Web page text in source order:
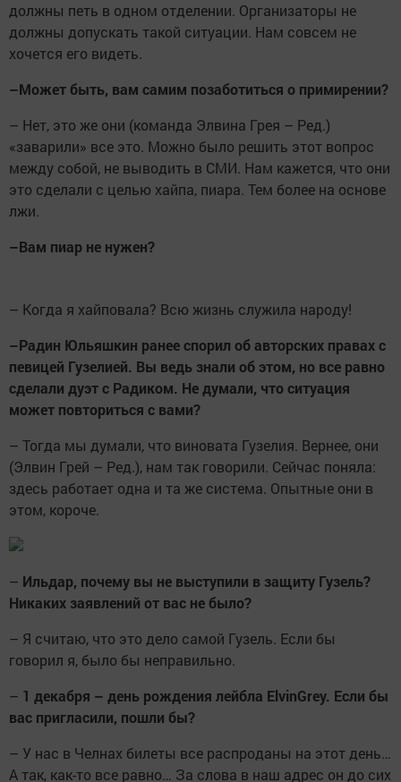
должны петь в одном отделении. Организаторы не
должны допускать такой ситуации. Нам совсем не
хочется его видеть.
–Может быть, вам самим позаботиться о примирении?
– Нет, это же они (команда Элвина Грея – Ред.)
«заварили» все это. Можно было решить этот вопрос
между собой, не выводить в СМИ. Нам кажется, что они
это сделали с целью хайпа, пиара. Тем более на основе
лжи.
–Вам пиар не нужен?
– Когда я хайповала? Всю жизнь служила народу!
–Радин Юльяшкин ранее спорил об авторских правах с
певицей Гузелией. Вы ведь знали об этом, но все равно
сделали дуэт с Радиком. Не думали, что ситуация
может повториться с вами?
– Тогда мы думали, что виновата Гузелия. Вернее, они
(Элвин Грей – Ред.), нам так говорили. Сейчас поняла:
здесь работает одна и та же система. Опытные они в
этом, короче.
– Ильдар, почему вы не выступили в защиту Гузель?
Никаких заявлений от вас не было?
– Я считаю, что это дело самой Гузель. Если бы
говорил я, было бы неправильно.
– 1 декабря – день рождения лейбла ElvinGrey. Если бы
вас пригласили, пошли бы?
– У нас в Челнах билеты все распроданы на этот день…
А так, как-то все равно… За слова в наш адрес он до сих